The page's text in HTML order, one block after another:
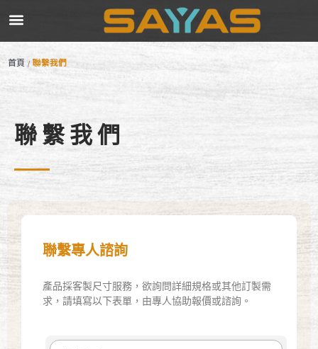
首頁 / 聯繫我們
聯繫我們
聯繫專人諮詢
產品採客製尺寸服務，欲詢問詳細規格或其他訂製需
求，請填寫以下表單，由專人協助報價或諮詢。